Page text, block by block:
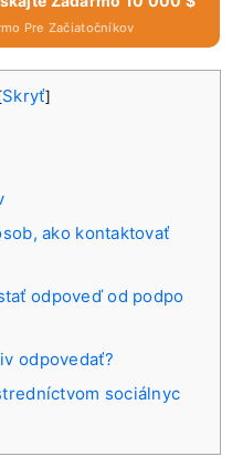
Pre Začiatočníkov
Skryť]
ako kontaktovať
odpoveď od podpo
odpovedať?
sociálnyc